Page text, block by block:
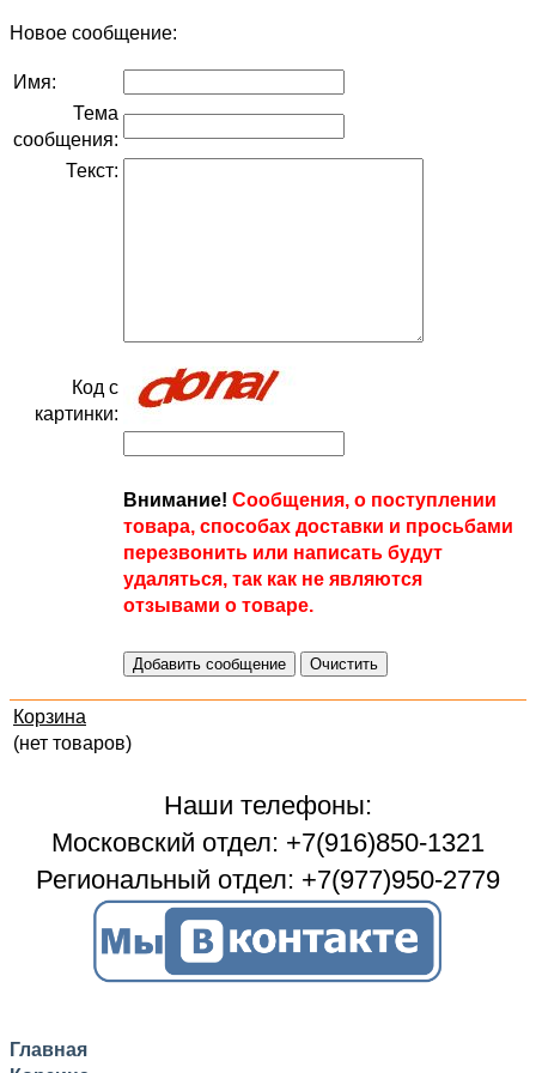
Новое сообщение:
Имя:
Тема
сообщения:
Текст:
Код с
картинки:
Внимание! Сообщения, о поступлении
товара, способах доставки и просьбами
перезвонить или написать будут
удаляться, так как не являются
отзывами о товаре.
Корзина
(нет товаров)
Наши телефоны:
Московский отдел: +7(916)850-1321
Региональный отдел: +7(977)950-2779
Главная